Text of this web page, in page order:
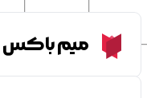
Meme Boxمیم باکس